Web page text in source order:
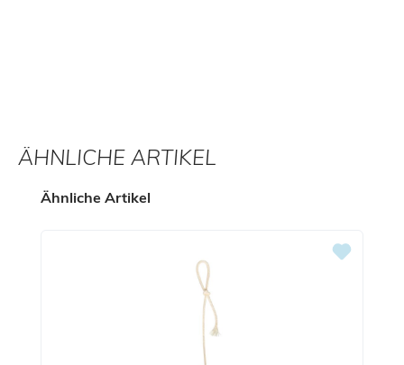
ÄHNLICHE ARTIKEL
Produktgalerie überspringen
Ähnliche Artikel